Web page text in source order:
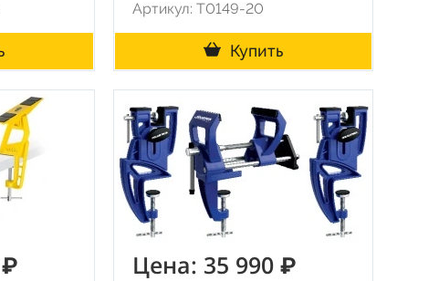
Артикул: T0149-20
Купить
Цена: 35 990 ₽